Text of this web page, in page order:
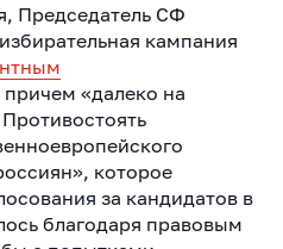
Председатель СФ
кампания
причем «далеко на
которое
за кандидатов в
благодаря правовым